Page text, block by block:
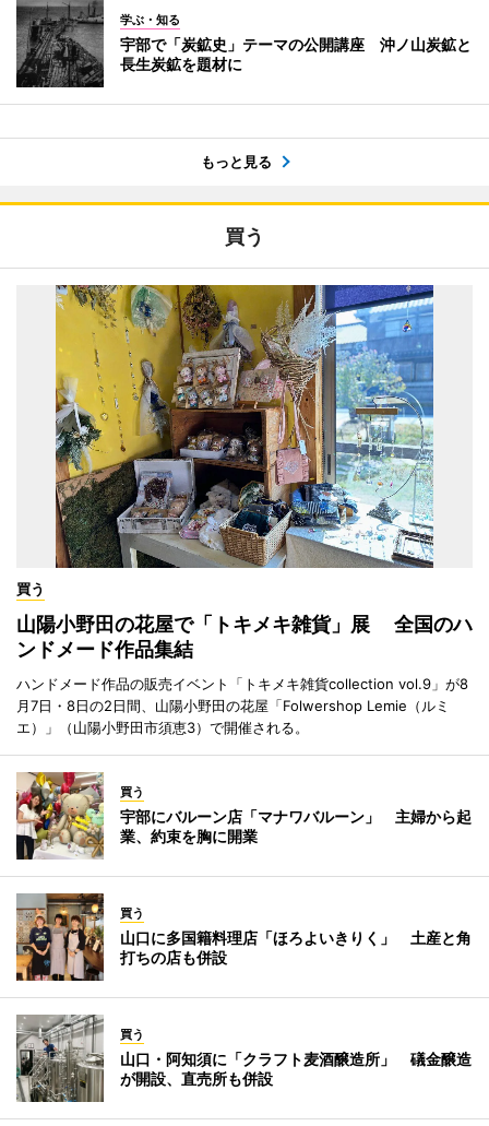
学ぶ・知る
宇部で「炭鉱史」テーマの公開講座 沖ノ山炭鉱と
長生炭鉱を題材に
もっと見る
買う
買う
山陽小野田の花屋で「トキメキ雑貨」展 全国のハ
ンドメード作品集結
ハンドメード作品の販売イベント「トキメキ雑貨collection vol.9」が8
月7日・8日の2日間、山陽小野田の花屋「Folwershop Lemie（ルミ
エ）」（山陽小野田市須恵3）で開催される。
買う
宇部にバルーン店「マナワバルーン」 主婦から起
業、約束を胸に開業
買う
山口に多国籍料理店「ほろよいきりく」 土産と角
打ちの店も併設
買う
山口・阿知須に「クラフト麦酒醸造所」 礒金醸造
が開設、直売所も併設